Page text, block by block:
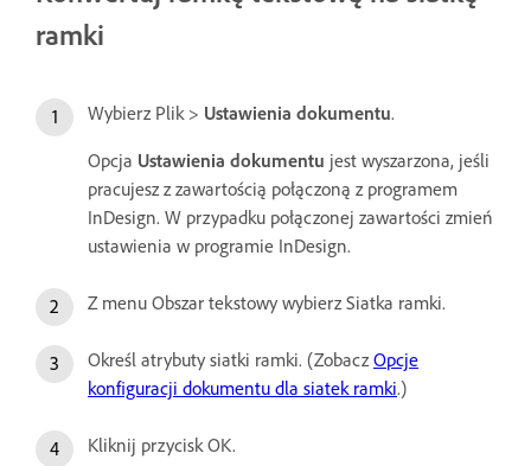
ramki
Wybierz Plik > Ustawienia dokumentu.
Opcja Ustawienia dokumentu jest wyszarzona, jeśli
pracujesz z zawartością połączoną z programem
InDesign. W przypadku połączonej zawartości zmień
ustawienia w programie InDesign.
Z menu Obszar tekstowy wybierz Siatka ramki.
Określ atrybuty siatki ramki. (Zobacz Opcje
konfiguracji dokumentu dla siatek ramki.)
Kliknij przycisk OK.